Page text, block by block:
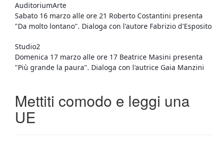
AuditoriumArte
Sabato 16 marzo alle ore 21 Roberto Costantini presenta
"Da molto lontano". Dialoga con l'autore Fabrizio d'Esposito
Studio2
Domenica 17 marzo alle ore 17 Beatrice Masini presenta
"Più grande la paura". Dialoga con l'autrice Gaia Manzini
Mettiti comodo e leggi una
UE